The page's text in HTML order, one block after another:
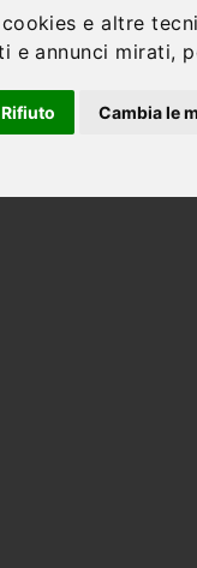
e altre
e annunci mirati,
Rifiuto Cambia le
ED ESPERIENZE